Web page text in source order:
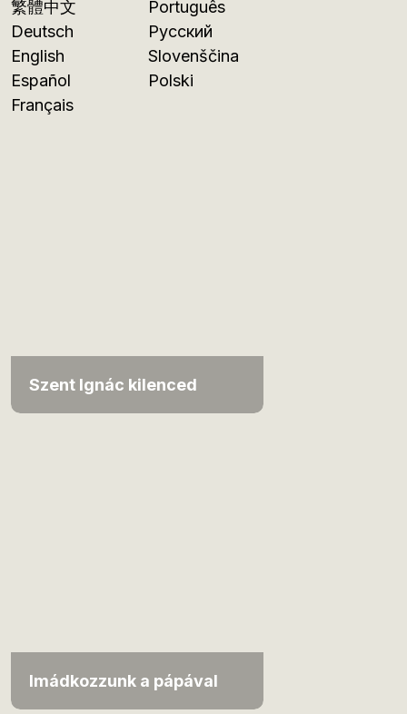
繁體中文
Deutsch
English
Español
Français
Português
Русский
Slovenščina
Polski
Szent Ignác kilenced
Imádkozzunk a pápával